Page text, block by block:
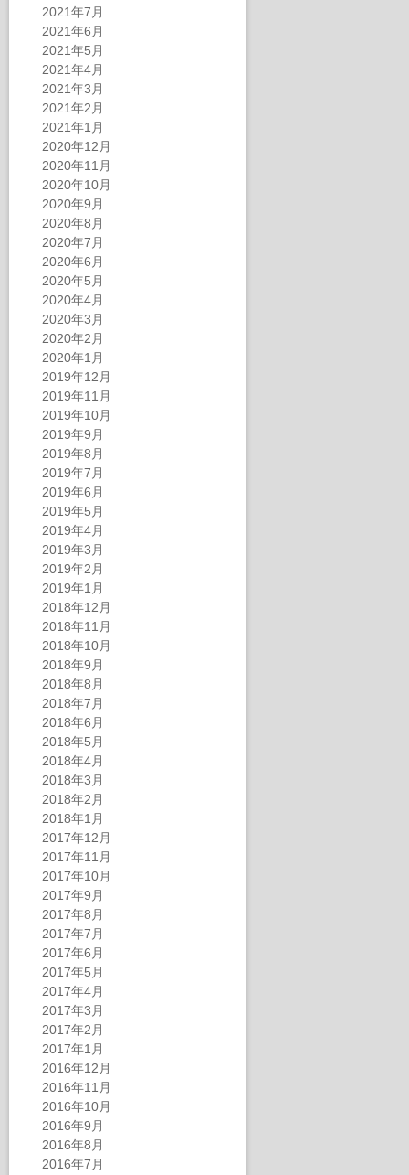
2021年7月
2021年6月
2021年5月
2021年4月
2021年3月
2021年2月
2021年1月
2020年12月
2020年11月
2020年10月
2020年9月
2020年8月
2020年7月
2020年6月
2020年5月
2020年4月
2020年3月
2020年2月
2020年1月
2019年12月
2019年11月
2019年10月
2019年9月
2019年8月
2019年7月
2019年6月
2019年5月
2019年4月
2019年3月
2019年2月
2019年1月
2018年12月
2018年11月
2018年10月
2018年9月
2018年8月
2018年7月
2018年6月
2018年5月
2018年4月
2018年3月
2018年2月
2018年1月
2017年12月
2017年11月
2017年10月
2017年9月
2017年8月
2017年7月
2017年6月
2017年5月
2017年4月
2017年3月
2017年2月
2017年1月
2016年12月
2016年11月
2016年10月
2016年9月
2016年8月
2016年7月